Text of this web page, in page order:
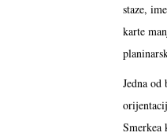
staze,
karte
Jedna
Smerkea